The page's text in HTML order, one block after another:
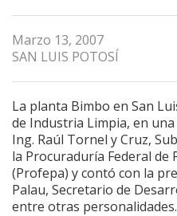
Marzo 13, 2007
SAN LUIS POTOSÍ
La planta Bimbo en San
de Industria Limpia, en
Ing. Raúl Tornel y Cruz,
la Procuraduría Federal de
(Profepa) y contó con la
Palau, Secretario de
entre otras personalidades.